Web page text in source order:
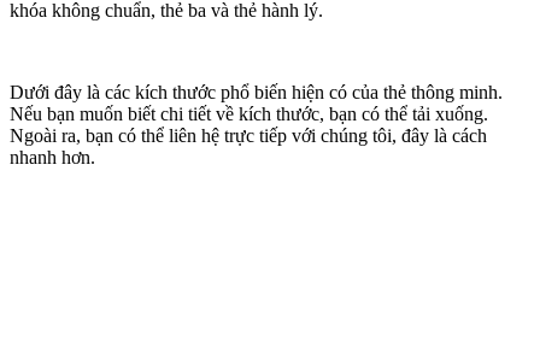
khóa không chuẩn, thẻ ba và thẻ hành lý.
Dưới đây là các kích thước phổ biến hiện có của thẻ thông minh.
Nếu bạn muốn biết chi tiết về kích thước, bạn có thể tải xuống.
Ngoài ra, bạn có thể liên hệ trực tiếp với chúng tôi, đây là cách
nhanh hơn.